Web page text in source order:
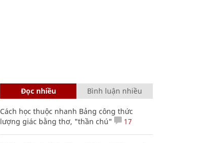
Đọc nhiều Bình luận nhiều
Cách học thuộc nhanh Bảng công thức
lượng giác bằng thơ, "thần chú"
17